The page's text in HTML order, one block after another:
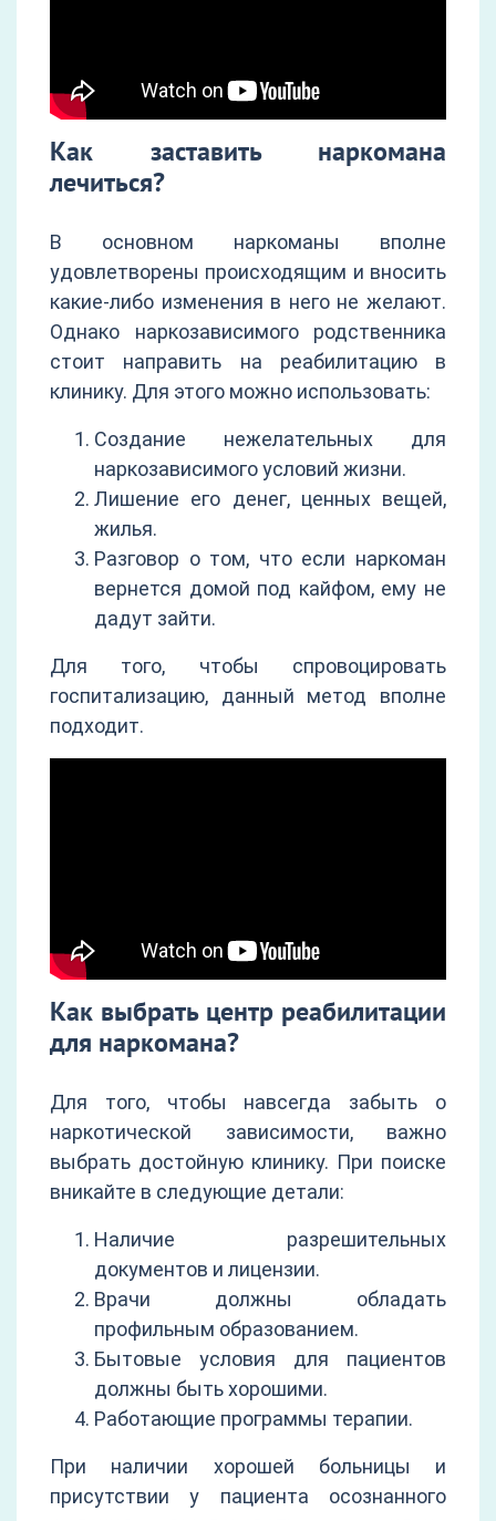
Как заставить наркомана
лечиться?
В основном наркоманы вполне
удовлетворены происходящим и вносить
какие-либо изменения в него не желают.
Однако наркозависимого родственника
стоит направить на реабилитацию в
клинику. Для этого можно использовать:
Создание нежелательных для
наркозависимого условий жизни.
Лишение его денег, ценных вещей,
жилья.
Разговор о том, что если наркоман
вернется домой под кайфом, ему не
дадут зайти.
Для того, чтобы спровоцировать
госпитализацию, данный метод вполне
подходит.
Как выбрать центр реабилитации
для наркомана?
Для того, чтобы навсегда забыть о
наркотической зависимости, важно
выбрать достойную клинику. При поиске
вникайте в следующие детали:
Наличие разрешительных
документов и лицензии.
Врачи должны обладать
профильным образованием.
Бытовые условия для пациентов
должны быть хорошими.
Работающие программы терапии.
При наличии хорошей больницы и
присутствии у пациента осознанного